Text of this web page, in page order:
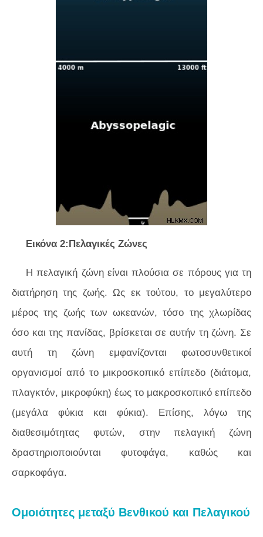
Εικόνα 2:Πελαγικές Ζώνες
Η πελαγική ζώνη είναι πλούσια σε πόρους για τη
διατήρηση της ζωής. Ως εκ τούτου, το μεγαλύτερο
μέρος της ζωής των ωκεανών, τόσο της χλωρίδας
όσο και της πανίδας, βρίσκεται σε αυτήν τη ζώνη. Σε
αυτή τη ζώνη εμφανίζονται φωτοσυνθετικοί
οργανισμοί από το μικροσκοπικό επίπεδο (διάτομα,
πλαγκτόν, μικροφύκη) έως το μακροσκοπικό επίπεδο
(μεγάλα φύκια και φύκια). Επίσης, λόγω της
διαθεσιμότητας φυτών, στην πελαγική ζώνη
δραστηριοποιούνται φυτοφάγα, καθώς και
σαρκοφάγα.
Ομοιότητες μεταξύ Βενθικού και Πελαγικού